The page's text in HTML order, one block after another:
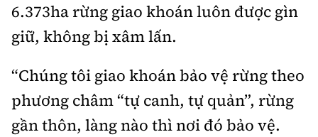
6.373ha rừng giao khoán luôn được gìn
giữ, không bị xâm lấn.
“Chúng tôi giao khoán bảo vệ rừng theo
phương châm “tự canh, tự quản”, rừng
gần thôn, làng nào thì nơi đó bảo vệ.